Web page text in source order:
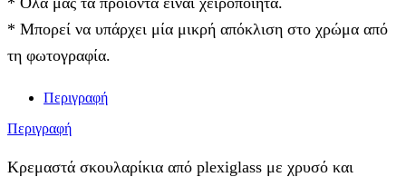
* Μπορεί να υπάρχει μία μικρή απόκλιση στο χρώμα από
τη φωτογραφία.
Περιγραφή
Περιγραφή
Kρεμαστά σκουλαρίκια από plexiglass με χρυσό και